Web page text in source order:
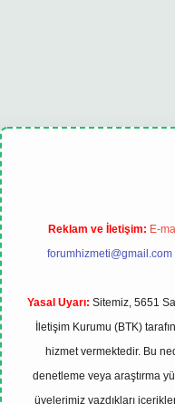
Reklam ve İletişim: E-
forumhizmeti@gmail.com
Yasal Uyarı: Sitemiz, 5651
İletişim Kurumu (BTK)
hizmet vermektedir. Bu
denetleme veya araştırma
üyelerimiz yazdıkları